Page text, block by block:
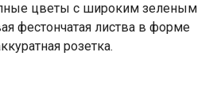
цветы с широким зеленым
фестончатая листва в форме
розетка.